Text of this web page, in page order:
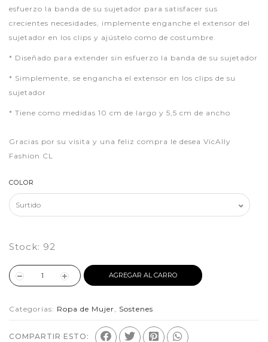
esfuerzo la banda de su sujetador para satisfacer sus
crecientes necesidades, implemente enganche el extensor del
sujetador en los clips y ajústelo como de costumbre.
* Diseñado para extender sin esfuerzo la banda de su sujetador
* Simplemente, se engancha el extensor en los clips de su
sujetador
* Tiene como medidas 10 cm de largo y 5,5 cm de ancho
Gracias por su visita y una feliz compra le desea VicAlly
Fashion CL
COLOR
Stock: 92
AGREGAR AL CARRO
Categorías: Ropa de Mujer, Sostenes
COMPARTIR ESTO: